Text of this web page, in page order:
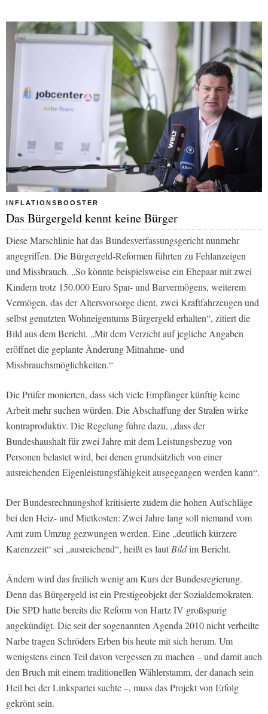
INFLATIONSBOOSTER
Das Bürgergeld kennt keine Bürger
Diese Marschlinie hat das Bundesverfassungsgericht nunmehr
angegriffen. Die Bürgergeld-Reformen führten zu Fehlanzeigen
und Missbrauch. „So könnte beispielsweise ein Ehepaar mit zwei
Kindern trotz 150.000 Euro Spar- und Barvermögens, weiterem
Vermögen, das der Altersvorsorge dient, zwei Kraftfahrzeugen und
selbst genutzten Wohneigentums Bürgergeld erhalten“, zitiert die
Bildaus dem Bericht. „Mit dem Verzicht auf jegliche Angaben
eröffnet die geplante Änderung Mitnahme- und
Missbrauchsmöglichkeiten.“
Die Prüfer monierten, dass sich viele Empfänger künftig keine
Arbeit mehr suchen würden. Die Abschaffung der Strafen wirke
kontraproduktiv. Die Regelung führe dazu, „dass der
Bundeshaushalt für zwei Jahre mit dem Leistungsbezug von
Personen belastet wird, bei denen grundsätzlich von einer
ausreichenden Eigenleistungsfähigkeit ausgegangen werden kann“.
Der Bundesrechnungshof kritisierte zudem die hohen Aufschläge
bei den Heiz- und Mietkosten: Zwei Jahre lang soll niemand vom
Amt zum Umzug gezwungen werden. Eine „deutlich kürzere
Karenzzeit“ sei „ausreichend“, heißt es lautBildim Bericht.
Ändern wird das freilich wenig am Kurs der Bundesregierung.
Denn das Bürgergeld ist ein Prestigeobjekt der Sozialdemokraten.
Die SPD hatte bereits die Reform von Hartz IV großspurig
angekündigt. Die seit der sogenannten Agenda 2010 nicht verheilte
Narbe tragen Schröders Erben bis heute mit sich herum. Um
wenigstens einen Teil davon vergessen zu machen – und damit auch
den Bruch mit einem traditionellen Wählerstamm, der danach sein
Heil bei der Linkspartei suchte –, muss das Projekt von Erfolg
gekrönt sein.